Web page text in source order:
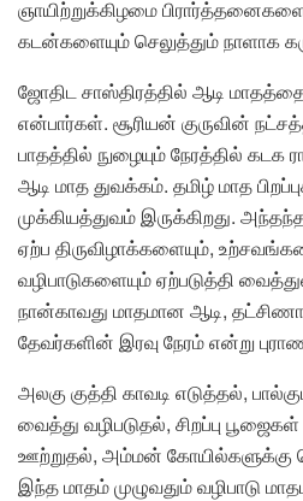
ஞாயிற்றுக்கிழமை
கடன்களையும் செலுத்தும் நாளாக
ஜோதிட சாஸ்திரத்தில் ஆடி
என்பார்கள். சூரியன் குருவின்
பாதத்தில் நுழையும் நேரத்தில் கடக
ஆடி மாத துவக்கம். தமிழ் மாத
முக்கியத்துவம் இருக்கிறது.
ஏற்ப திருவிழாக்களையும்,
வழிபாடுகளையும் ஏற்படுத்தி
நான்காவது மாதமான ஆடி,
தேவர்களின் இரவு நேரம் என்று
அலகு குத்தி காவடி எடுத்தல்,
வைத்து வழிபடுதல், சிறப்பு
ஊற்றுதல், அம்மன் கோயில்களுக்கு
இந்த மாதம் முழுவதும் வழிபாடு